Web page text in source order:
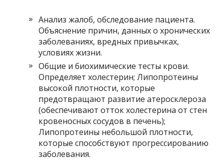
Анализ жалоб, обследование пациента.
Объяснение причин, данных о хронических
заболеваниях, вредных привычках,
условиях жизни.
Общие и биохимические тесты крови.
Определяет холестерин; Липопротеины
высокой плотности, которые
предотвращают развитие атеросклероза
(обеспечивают отток холестерина от стен
кровеносных сосудов в печень);
Липопротеины небольшой плотности,
которые способствуют прогрессированию
заболевания.